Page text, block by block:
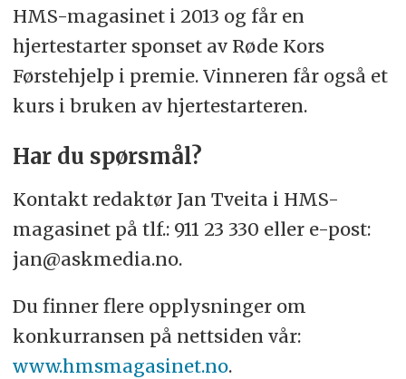
HMS-magasinet i 2013 og får en
hjertestarter sponset av Røde Kors
Førstehjelp i premie. Vinneren får også et
kurs i bruken av hjertestarteren.
Har du spørsmål?
Kontakt redaktør Jan Tveita i HMS-
magasinet på tlf.: 911 23 330 eller e-post:
jan@askmedia.no.
Du finner flere opplysninger om
konkurransen på nettsiden vår:
www.hmsmagasinet.no.